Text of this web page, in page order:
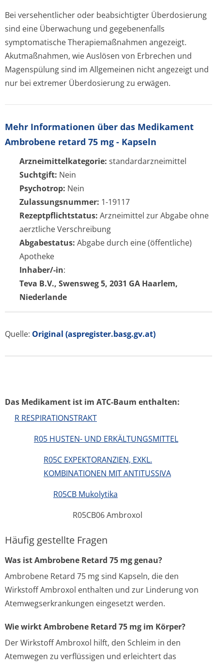
Bei versehentlicher oder beabsichtigter Überdosierung
sind eine Überwachung und gegebenenfalls
symptomatische Therapiemaßnahmen angezeigt.
Akutmaßnahmen, wie Auslösen von Erbrechen und
Magenspülung sind im Allgemeinen nicht angezeigt und
nur bei extremer Überdosierung zu erwägen.
Mehr Informationen über das Medikament
Ambrobene retard 75 mg - Kapseln
Arzneimittelkategorie: standardarzneimittel
Suchtgift: Nein
Psychotrop: Nein
Zulassungsnummer: 1-19117
Rezeptpflichtstatus: Arzneimittel zur Abgabe ohne
aerztliche Verschreibung
Abgabestatus: Abgabe durch eine (öffentliche)
Apotheke
Inhaber/-in:
Teva B.V., Swensweg 5, 2031 GA Haarlem,
Niederlande
Quelle: Original (aspregister.basg.gv.at)
Das Medikament ist im ATC-Baum enthalten:
R RESPIRATIONSTRAKT
R05 HUSTEN- UND ERKÄLTUNGSMITTEL
R05C EXPEKTORANZIEN, EXKL.
KOMBINATIONEN MIT ANTITUSSIVA
R05CB Mukolytika
R05CB06 Ambroxol
Häufig gestellte Fragen
Was ist Ambrobene Retard 75 mg genau?
Ambrobene Retard 75 mg sind Kapseln, die den
Wirkstoff Ambroxol enthalten und zur Linderung von
Atemwegserkrankungen eingesetzt werden.
Wie wirkt Ambrobene Retard 75 mg im Körper?
Der Wirkstoff Ambroxol hilft, den Schleim in den
Atemwegen zu verflüssigen und erleichtert das